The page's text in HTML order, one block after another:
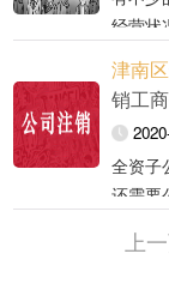
公司账
1、社
2、税
企业的
3、报
4、工
（二）
（三）
（四）
（五）
（六
4、境
5、境
行业、
注册地
6、向
近近一
7、中
份；
括经
经营状
上海注
家分析
上海注
1.企业
为现在
年度公
没有按
2.企业
工商黑
要按真
3.通过
系不到
登记
列入
津南区
销工
全资子
还需要
母公
上